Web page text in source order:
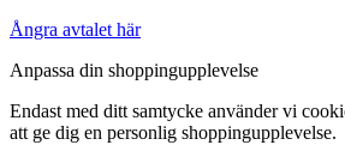
Ångra avtalet här
Anpassa din shoppingupplevelse
Endast med ditt samtycke använder vi
att ge dig en personlig shoppingupplevelse.